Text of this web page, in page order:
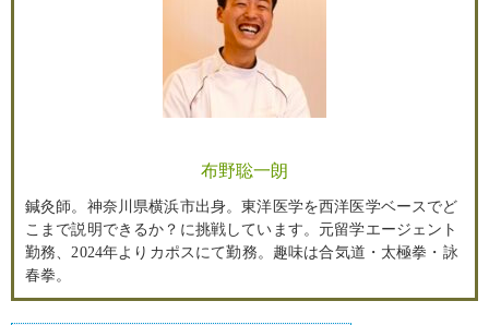
布野聡一朗
鍼灸師。神奈川県横浜市出身。東洋医学を西洋医学ベースでど
こまで説明できるか？に挑戦しています。元留学エージェント
勤務、2024年よりカポスにて勤務。趣味は合気道・太極拳・詠
春拳。